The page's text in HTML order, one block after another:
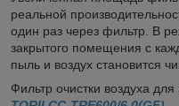
реальной
один раз через фильтр. В
закрытого помещения с
пыль и воздух становится
Фильтр очистки воздуха